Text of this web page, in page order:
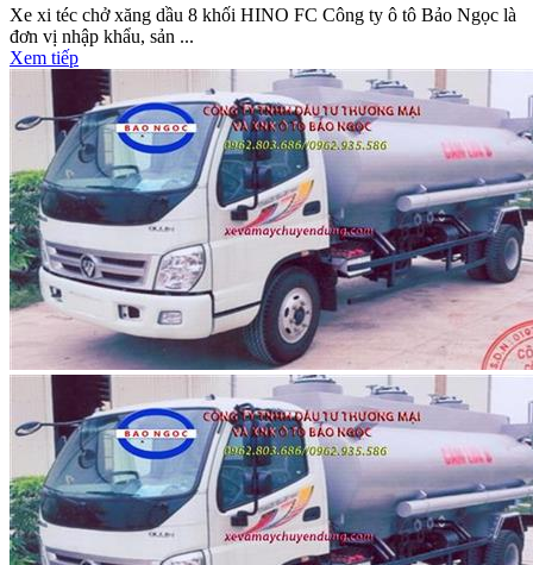
Xe xi téc chở xăng dầu 8 khối HINO FC Công ty ô tô Bảo Ngọc là
đơn vị nhập khẩu, sản ...
Xem tiếp